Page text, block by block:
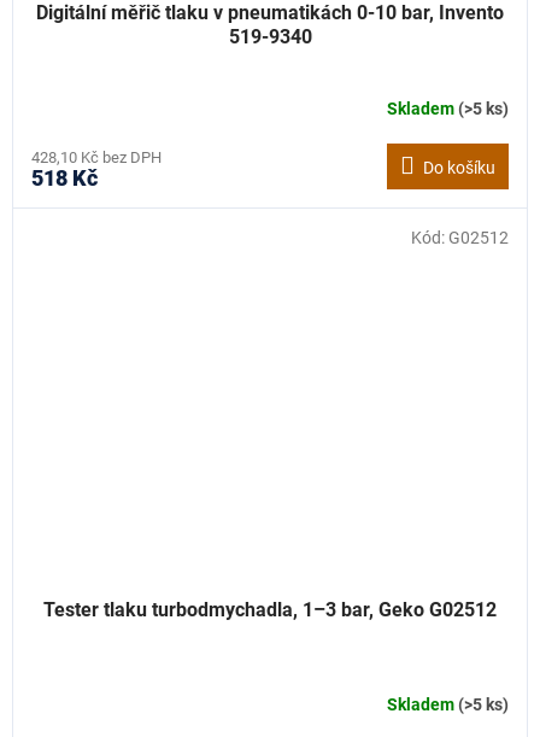
Digitální měřič tlaku v pneumatikách 0-10 bar, Invento
519-9340
Skladem(>5 ks)
428,10 Kč bez DPH
518 Kč Do košíku
Tester tlaku turbodmychadla, 1–3 bar, Geko G02512
Skladem(>5 ks)
Kód: G02512